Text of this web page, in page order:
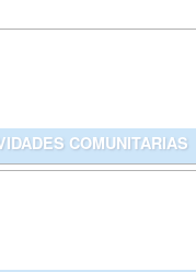
COMUNITARIAS